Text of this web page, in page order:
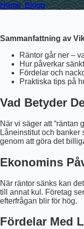
Home Blogg Ränta
Sammanfattning av
Räntor går ner –
Hur påverkar
Fördelar och
Praktiska tips på
Vad Betyder
När vi säger att “räntan
Låneinstitut och banker
genom att göra det
Ekonomins
När räntor sänks kan
till annat kul. Företag
efterfrågan blir för hög.
Fördelar Med